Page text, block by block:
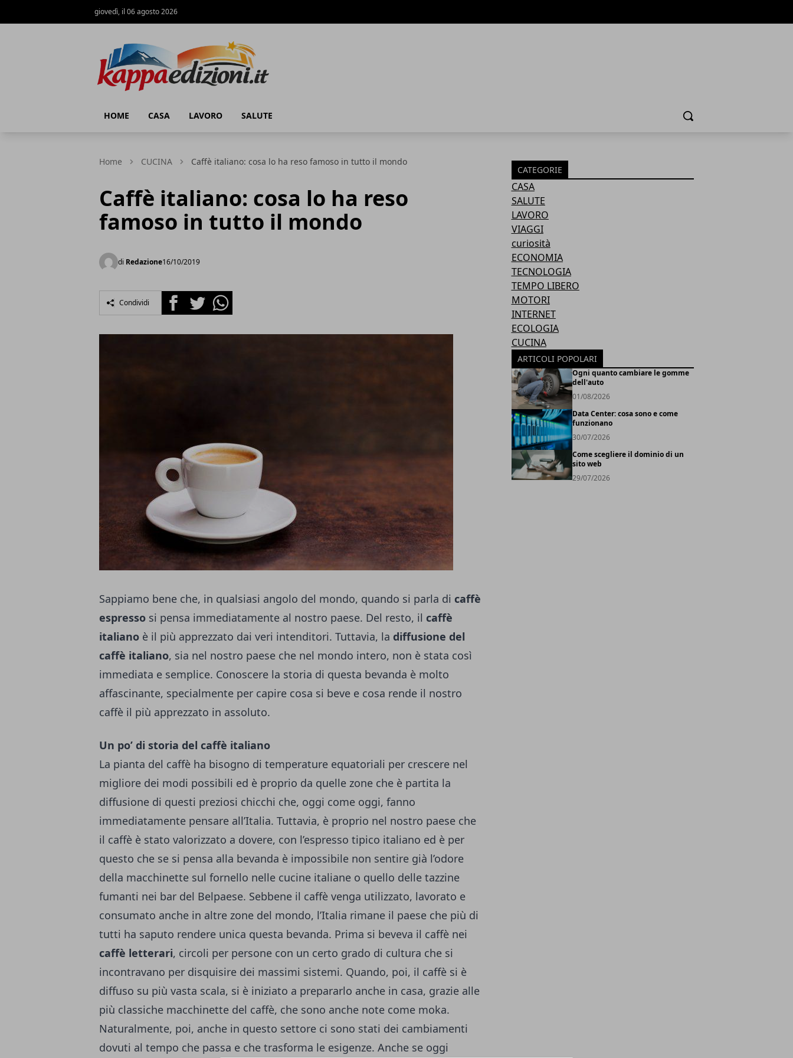
giovedì, il 06 agosto 2026
HOME CASA LAVORO SALUTE Cerca
Home CUCINA Caffè italiano: cosa lo ha reso famoso in tutto il mondo
Caffè italiano: cosa lo ha reso
famoso in tutto il mondo
di Redazione16/10/2019
Condividi FacebookTwitterWhatsapp
Sappiamo bene che, in qualsiasi angolo del mondo, quando si parla di caffè
espresso si pensa immediatamente al nostro paese. Del resto, il caffè
italiano è il più apprezzato dai veri intenditori. Tuttavia, la diffusione del
caffè italiano, sia nel nostro paese che nel mondo intero, non è stata così
immediata e semplice. Conoscere la storia di questa bevanda è molto
affascinante, specialmente per capire cosa si beve e cosa rende il nostro
caffè il più apprezzato in assoluto.
Un po’ di storia del caffè italiano
La pianta del caffè ha bisogno di temperature equatoriali per crescere nel
migliore dei modi possibili ed è proprio da quelle zone che è partita la
diffusione di questi preziosi chicchi che, oggi come oggi, fanno
immediatamente pensare all’Italia. Tuttavia, è proprio nel nostro paese che
il caffè è stato valorizzato a dovere, con l’espresso tipico italiano ed è per
questo che se si pensa alla bevanda è impossibile non sentire già l’odore
della macchinette sul fornello nelle cucine italiane o quello delle tazzine
fumanti nei bar del Belpaese. Sebbene il caffè venga utilizzato, lavorato e
consumato anche in altre zone del mondo, l’Italia rimane il paese che più di
tutti ha saputo rendere unica questa bevanda. Prima si beveva il caffè nei
caffè letterari, circoli per persone con un certo grado di cultura che si
incontravano per disquisire dei massimi sistemi. Quando, poi, il caffè si è
diffuso su più vasta scala, si è iniziato a prepararlo anche in casa, grazie alle
più classiche macchinette del caffè, che sono anche note come moka.
Naturalmente, poi, anche in questo settore ci sono stati dei cambiamenti
dovuti al tempo che passa e che trasforma le esigenze. Anche se oggi
CATEGORIE
CASA
SALUTE
LAVORO
VIAGGI
curiosità
ECONOMIA
TECNOLOGIA
TEMPO LIBERO
MOTORI
INTERNET
ECOLOGIA
CUCINA
ARTICOLI POPOLARI
Ogni quanto cambiare le gomme
dell'auto
01/08/2026
Data Center: cosa sono e come
funzionano
30/07/2026
Come scegliere il dominio di un
sito web
29/07/2026